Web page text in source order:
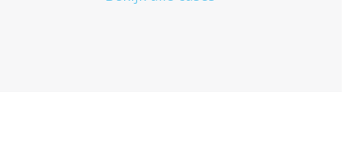
marketingactiviteiten. De rol van